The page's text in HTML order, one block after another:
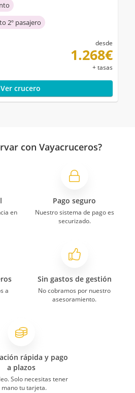
2º pasajero
desde
1.268€
+ tasas
Ver crucero
con Vayacruceros?
en
Pago seguro
Nuestro sistema de pago es
securizado.
a
Sin gastos de gestión
No cobramos por nuestro
asesoramiento.
rápida y pago
a plazos
Solo necesitas tener
mano tu tarjeta.